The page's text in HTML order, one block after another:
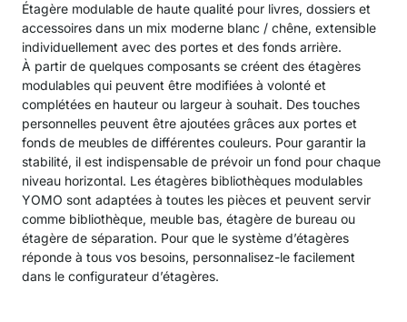
Étagère modulable de haute qualité pour livres, dossiers et
accessoires dans un mix moderne blanc / chêne, extensible
individuellement avec des portes et des fonds arrière.
À partir de quelques composants se créent des étagères
modulables qui peuvent être modifiées à volonté et
complétées en hauteur ou largeur à souhait. Des touches
personnelles peuvent être ajoutées grâces aux portes et
fonds de meubles de différentes couleurs. Pour garantir la
stabilité, il est indispensable de prévoir un fond pour chaque
niveau horizontal. Les étagères bibliothèques modulables
YOMO sont adaptées à toutes les pièces et peuvent servir
comme bibliothèque, meuble bas, étagère de bureau ou
étagère de séparation. Pour que le système d’étagères
réponde à tous vos besoins, personnalisez-le facilement
dans le configurateur d’étagères.